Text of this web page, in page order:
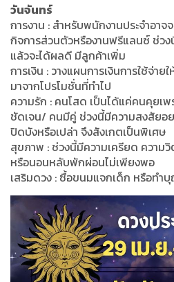
วันจันทร์
การงาน : สำหรับพนักงานประจำอาจ
กิจการส่วนตัวหรืองานฟรีแลนซ์ ช่วง
แล้วจะได้ผลดี มีลูกค้าเพิ่ม
การเงิน : วางแผนการเงินการใช้จ่าย
มาจากโปรโมชั่นที่ทำไป
ความรัก : คนโสด เป็นได้แค่คนคุยเพ
ชัดเจน/ คนมีคู่ ช่วงนี้มีความสงสัยอย
ปิดบังหรือเปล่า จึงสังเกตเป็นพิเศษ
สุขภาพ : ช่วงนี้มีความเครียด ความ
หรือนอนหลับพักผ่อนไม่เพียงพอ
เสริมดวง : ซื้อขนมแจกเด็ก หรือทำ